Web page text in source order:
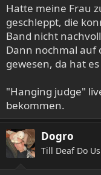
Hatte meine Frau
geschleppt, die
Band nicht
Dann nochmal auf
gewesen, da hat
"Hanging judge"
bekommen.
Dogro
Till Deaf Do